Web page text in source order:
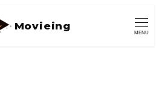
Movieing
MENU